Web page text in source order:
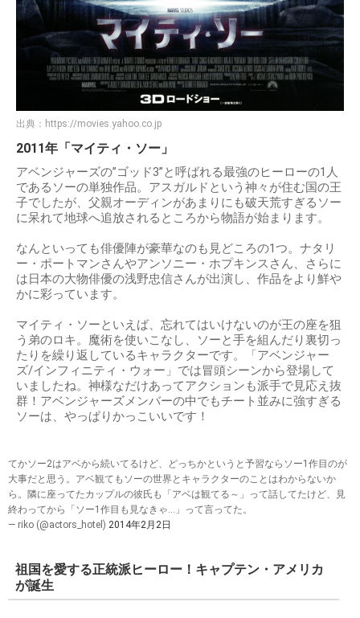
出典： https://movies.yahoo.co.jp
2011年「マイティ・ソー」
アベンジャーズの”ゴッド3”と呼ばれる最強のヒーローの1人
であるソーの単独作品。アスガルドという神々が住む国の王
子でしたが、父親オーディンがあまりにも破天荒すぎるソー
に呆れて地球へ追放されるところから物語が始まります。
なんといっても俳優陣が豪華なのも見どころの1つ。ナタリ
ー・ポートマンさんやアンソニー・ホプキンスさん、さらに
は日本の大物俳優の浅野忠信さんが出演し、作品をより鮮や
かに彩っています。
マイティ・ソーといえば、忘れてはいけないのが王の座を狙
う弟のロキ。魔術を使いこなし、ソーと手を組んだり裏切っ
たりを繰り返しているキャラクターです。「アベンジャー
ズ/インフィニティ・ウォー」では冒頭シーンから登場して
いましたね。神様なだけあってアクションも派手で見応え抜
群！アベンジャーズメンバーの中でもチート並みに強すぎる
ソーは、やっぱりかっこいいです！
てかソー2はアベから続いてるけど、どっちかというと予習ならソー1作目のが
大事だと思う。アベ観てもソーの世界とキャラクターのことはわからないか
ら。隣に座ってたカップルの彼氏も「アベは観てる～」って話してたけど、見
終わってから「ソー1作目も見なきゃ…」って言ってた。
— riko (@actors_hotel) 2014年2月2日
祖国を愛する正統派ヒーロー！キャプテン・アメリカ
が誕生